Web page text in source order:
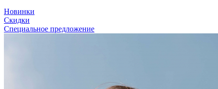
Новинки
Скидки
Специальное предложение